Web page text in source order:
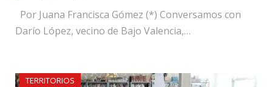
Por Juana Francisca Gómez (*) Conversamos con
Darío López, vecino de Bajo Valencia,…
TERRITORIOS